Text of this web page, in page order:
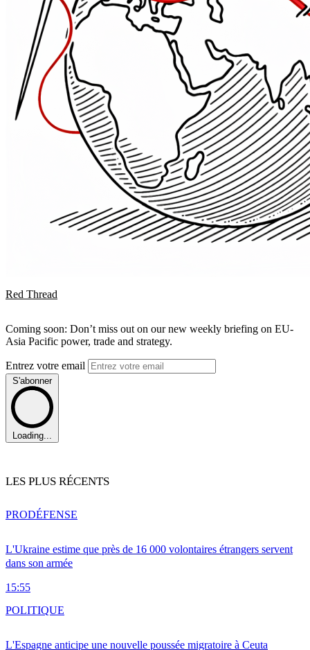
Red Thread
Coming soon: Don’t miss out on our new weekly briefing on EU-
Asia Pacific power, trade and strategy.
Entrez votre email
S'abonner
Loading...
LES PLUS RÉCENTS
L'Ukraine estime que près de 16 000 volontaires étrangers servent
dans son armée
15:55
PRODÉFENSE
L'Espagne anticipe une nouvelle poussée migratoire à Ceuta
POLITIQUE